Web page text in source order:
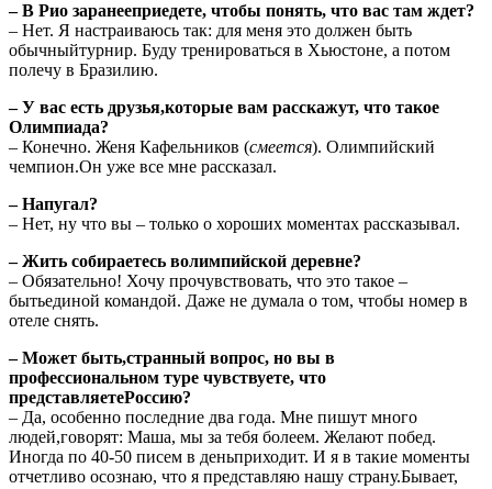
– В Рио заранееприедете, чтобы понять, что вас там ждет?
– Нет. Я настраиваюсь так: для меня это должен быть
обычныйтурнир. Буду тренироваться в Хьюстоне, а потом
полечу в Бразилию.
– У вас есть друзья,которые вам расскажут, что такое
Олимпиада?
– Конечно. Женя Кафельников (смеется). Олимпийский
чемпион.Он уже все мне рассказал.
– Напугал?
– Нет, ну что вы – только о хороших моментах рассказывал.
– Жить собираетесь волимпийской деревне?
– Обязательно! Хочу прочувствовать, что это такое –
бытьединой командой. Даже не думала о том, чтобы номер в
отеле снять.
– Может быть,странный вопрос, но вы в
профессиональном туре чувствуете, что
представляетеРоссию?
– Да, особенно последние два года. Мне пишут много
людей,говорят: Маша, мы за тебя болеем. Желают побед.
Иногда по 40-50 писем в деньприходит. И я в такие моменты
отчетливо осознаю, что я представляю нашу страну.Бывает,